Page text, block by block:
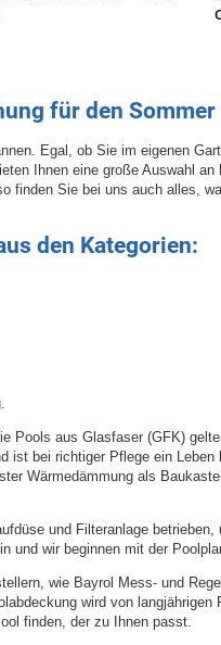
für den Sommer
Egal, ob Sie im eigenen
Ihnen eine große Auswahl
finden Sie bei uns auch
den Kategorien:
Pools aus Glasfaser (GFK)
bei richtiger Pflege ein
Wärmedämmung als
und Filteranlage
wir beginnen mit der
wie Bayrol Mess- und
wird von
finden, der zu Ihnen passt.